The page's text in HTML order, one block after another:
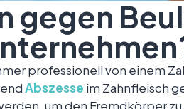
gegen
professionell von einem
Abszesse im Zahnfleisch
um den Fremdkörper zu